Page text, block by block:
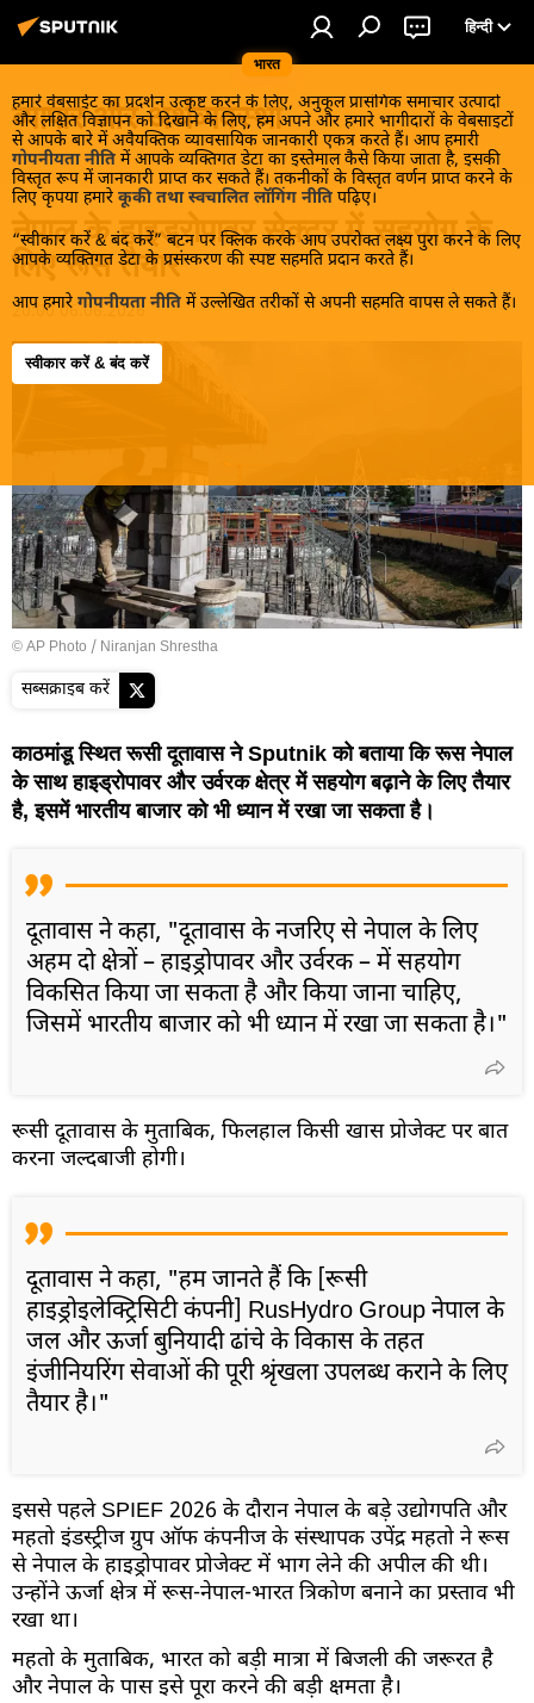
भारत
हिन्दी
हमारे वेबसाईट का प्रदर्शन उत्कृष्ट करने के लिए, अनुकूल प्रासंगिक समाचार उत्पादों
और लक्षित विज्ञापन को दिखाने के लिए, हम अपने और हमारे भागीदारों के वेबसाइटों
से आपके बारे में अवैयक्तिक व्यावसायिक जानकारी एकत्र करते हैं। आप हमारी
गोपनीयता नीति में आपके व्यक्तिगत डेटा का इस्तेमाल कैसे किया जाता है, इसकी
विस्तृत रूप में जानकारी प्राप्त कर सकते हैं। तकनीकों के विस्तृत वर्णन प्राप्त करने के
लिए कृपया हमारे कूकी तथा स्वचालित लॉगिंग नीति पढ़िए।
“स्वीकार करें & बंद करें” बटन पर क्लिक करके आप उपरोक्त लक्ष्य पुरा करने के लिए
आपके व्यक्तिगत डेटा के प्रसंस्करण की स्पष्ट सहमति प्रदान करते हैं।
आप हमारे गोपनीयता नीति में उल्लेखित तरीकों से अपनी सहमति वापस ले सकते हैं।
स्वीकार करें & बंद करें
व्यापार और अर्थव्यवस्था
नेपाल के हाइड्रोपावर सेक्टर में सहयोग के
लिए रूस तैयार
20:00 06.06.2026
© AP Photo / Niranjan Shrestha
सब्सक्राइब करें
काठमांडू स्थित रूसी दूतावास ने Sputnik को बताया कि रूस नेपाल
के साथ हाइड्रोपावर और उर्वरक क्षेत्र में सहयोग बढ़ाने के लिए तैयार
है, इसमें भारतीय बाजार को भी ध्यान में रखा जा सकता है।
दूतावास ने कहा, "दूतावास के नजरिए से नेपाल के लिए
अहम दो क्षेत्रों – हाइड्रोपावर और उर्वरक – में सहयोग
विकसित किया जा सकता है और किया जाना चाहिए,
जिसमें भारतीय बाजार को भी ध्यान में रखा जा सकता है।"
रूसी दूतावास के मुताबिक, फिलहाल किसी खास प्रोजेक्ट पर बात
करना जल्दबाजी होगी।
दूतावास ने कहा, "हम जानते हैं कि [रूसी
हाइड्रोइलेक्ट्रिसिटी कंपनी] RusHydro Group नेपाल के
जल और ऊर्जा बुनियादी ढांचे के विकास के तहत
इंजीनियरिंग सेवाओं की पूरी श्रृंखला उपलब्ध कराने के लिए
तैयार है।"
इससे पहले SPIEF 2026 के दौरान नेपाल के बड़े उद्योगपति और
महतो इंडस्ट्रीज ग्रुप ऑफ कंपनीज के संस्थापक उपेंद्र महतो ने रूस
से नेपाल के हाइड्रोपावर प्रोजेक्ट में भाग लेने की अपील की थी।
उन्होंने ऊर्जा क्षेत्र में रूस-नेपाल-भारत त्रिकोण बनाने का प्रस्ताव भी
रखा था।
महतो के मुताबिक, भारत को बड़ी मात्रा में बिजली की जरूरत है
और नेपाल के पास इसे पूरा करने की बड़ी क्षमता है।